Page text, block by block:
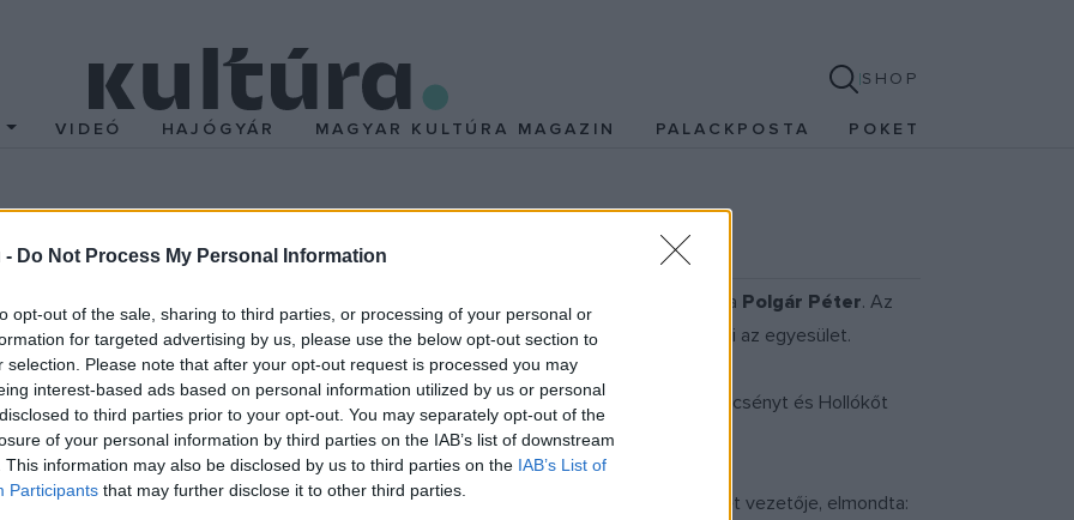
- Do Not Process My Personal Information
opt-out of the sale, sharing to third parties, or processing of your personal or
for targeted advertising by us, please use the below opt-out section to
selection. Please note that after your opt-out request is processed you may
interest-based ads based on personal information utilized by us or personal
to third parties prior to your opt-out. You may separately opt-out of the
of your personal information by third parties on the IAB’s list of downstream
This information may also be disclosed by us to third parties on the IAB’s List of
Participants that may further disclose it to other third parties.
SHOP
VIDEÓ HAJÓGYÁR MAGYAR KULTÚRA MAGAZIN PALACKPOSTA POKET
Hollókő legendás alagútját
be, a kiállítóterek panoptikumszerűen elevenítenek meg egy-egy pillanatot - mondta Polgár Péter. Az
ki a Nógrád megyei falu régmúltját megörökítő, megelevenítő házat; az ingatlant bérli az egyesület.
Máté kútba rejtett kincsének történetét, Kapitány György párviadalát, valamint a Szécsényt és Hollókőt
látogatók a kor hangulatát idéző életnagyságú figurák segítségével.
bemutatókat, történelemórákat és várnapot is tartó Szent László Vitézei Egyesület vezetője, elmondta: